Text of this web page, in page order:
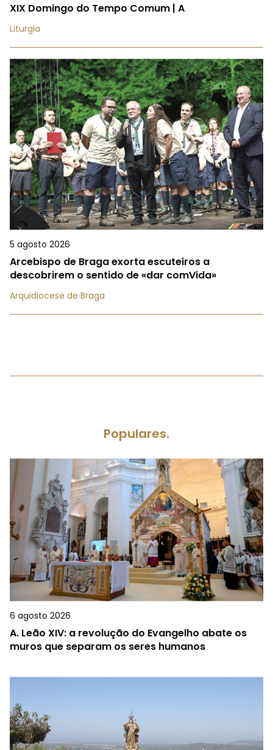
XIX Domingo do Tempo Comum | A
Liturgia
5 agosto 2026
Arcebispo de Braga exorta escuteiros a
descobrirem o sentido de «dar comVida»
Arquidiocese de Braga
Populares.
6 agosto 2026
A. Leão XIV: a revolução do Evangelho abate os
muros que separam os seres humanos